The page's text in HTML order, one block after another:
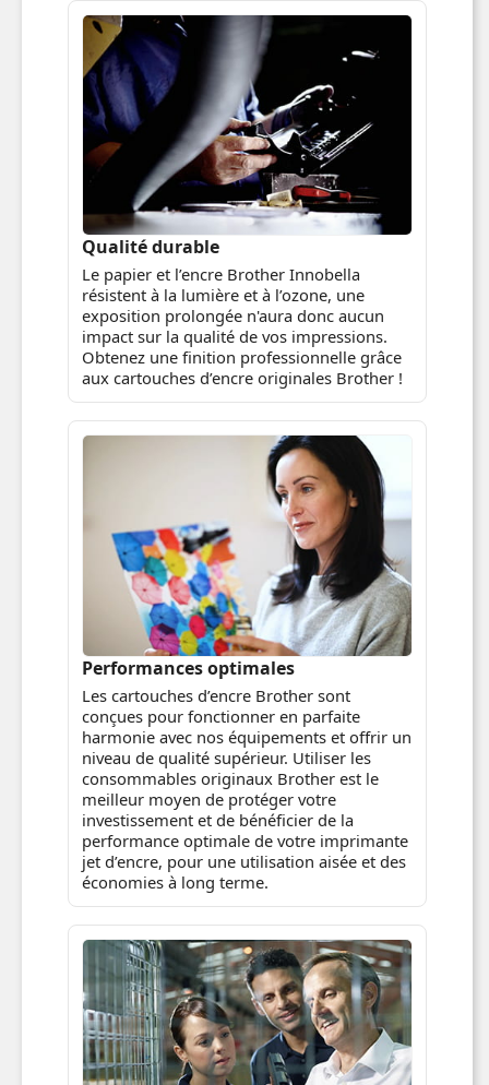
Qualité durable
Le papier et l’encre Brother Innobella
résistent à la lumière et à l’ozone, une
exposition prolongée n'aura donc aucun
impact sur la qualité de vos impressions.
Obtenez une finition professionnelle grâce
aux cartouches d’encre originales Brother !
Performances optimales
Les cartouches d’encre Brother sont
conçues pour fonctionner en parfaite
harmonie avec nos équipements et offrir un
niveau de qualité supérieur. Utiliser les
consommables originaux Brother est le
meilleur moyen de protéger votre
investissement et de bénéficier de la
performance optimale de votre imprimante
jet d’encre, pour une utilisation aisée et des
économies à long terme.